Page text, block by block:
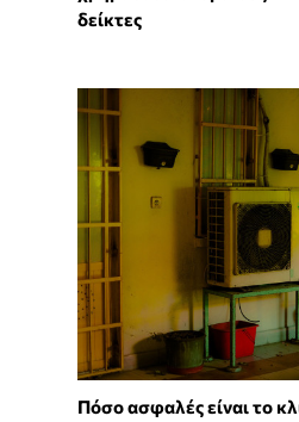
δείκτες
Πόσο ασφαλές είναι το